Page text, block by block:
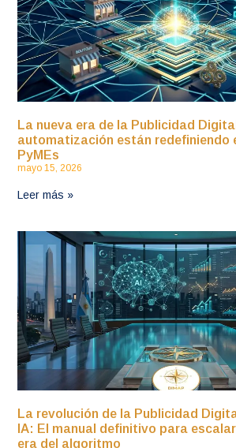
La nueva era de la Publicidad
automatización están redefiniendo
PyMEs
mayo 15, 2026
Leer más »
La revolución de la Publicidad
IA: El manual definitivo para
era del algoritmo